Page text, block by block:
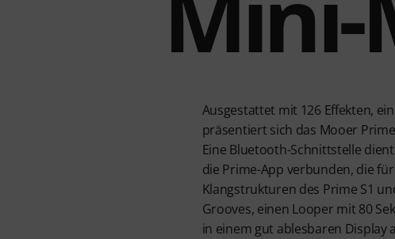
Ausgestattet mit 126 Effekten,
präsentiert sich das Mooer
Eine Bluetooth-Schnittstelle
die Prime-App verbunden, die
Klangstrukturen des Prime S1
Grooves, einen Looper mit 80
in einem gut ablesbaren Display